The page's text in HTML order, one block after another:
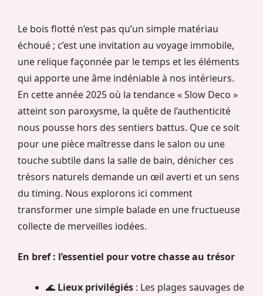
Le bois flotté n’est pas qu’un simple matériau
échoué ; c’est une invitation au voyage immobile,
une relique façonnée par le temps et les éléments
qui apporte une âme indéniable à nos intérieurs.
En cette année 2025 où la tendance « Slow Deco »
atteint son paroxysme, la quête de l’authenticité
nous pousse hors des sentiers battus. Que ce soit
pour une pièce maîtresse dans le salon ou une
touche subtile dans la salle de bain, dénicher ces
trésors naturels demande un œil averti et un sens
du timing. Nous explorons ici comment
transformer une simple balade en une fructueuse
collecte de merveilles iodées.
En bref : l’essentiel pour votre chasse au trésor
🌊 Lieux privilégiés : Les plages sauvages de